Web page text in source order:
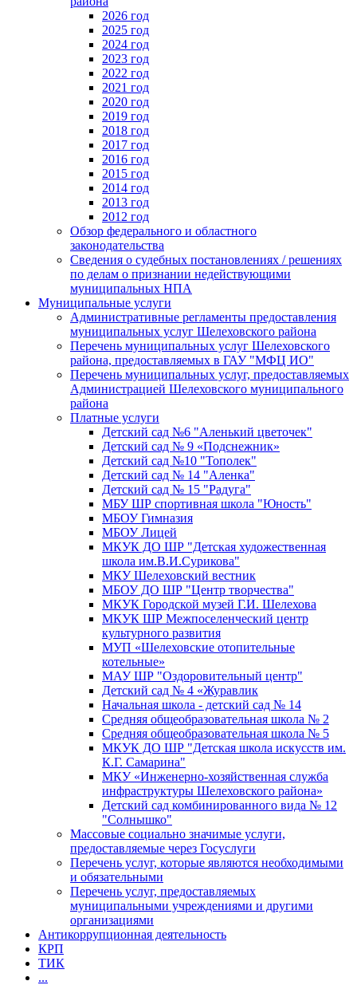
2026 год
2025 год
2024 год
2023 год
2022 год
2021 год
2020 год
2019 год
2018 год
2017 год
2016 год
2015 год
2014 год
2013 год
2012 год
Обзор федерального и областного
законодательства
Сведения о судебных постановлениях / решениях
по делам о признании недействующими
муниципальных НПА
Муниципальные услуги
Административные регламенты предоставления
муниципальных услуг Шелеховского района
Перечень муниципальных услуг Шелеховского
района, предоставляемых в ГАУ "МФЦ ИО"
Перечень муниципальных услуг, предоставляемых
Администрацией Шелеховского муниципального
района
Платные услуги
Детский сад №6 "Аленький цветочек"
Детский сад № 9 «Подснежник»
Детский сад №10 "Тополек"
Детский сад № 14 "Аленка"
Детский сад № 15 "Радуга"
МБУ ШР спортивная школа "Юность"
МБОУ Гимназия
МБОУ Лицей
МКУК ДО ШР "Детская художественная
школа им.В.И.Сурикова"
МКУ Шелеховский вестник
МБОУ ДО ШР "Центр творчества"
МКУК Городской музей Г.И. Шелехова
МКУК ШР Межпоселенческий центр
культурного развития
МУП «Шелеховские отопительные
котельные»
МАУ ШР "Оздоровительный центр"
Детский сад № 4 «Журавлик
Начальная школа - детский сад № 14
Средняя общеобразовательная школа № 2
Средняя общеобразовательная школа № 5
МКУК ДО ШР "Детская школа искусств им.
К.Г. Самарина"
МКУ «Инженерно-хозяйственная служба
инфраструктуры Шелеховского района»
Детский сад комбинированного вида № 12
"Солнышко"
Массовые социально значимые услуги,
предоставляемые через Госуслуги
Перечень услуг, которые являются необходимыми
и обязательными
Перечень услуг, предоставляемых
муниципальными учреждениями и другими
организациями
Антикоррупционная деятельность
КРП
ТИК
...